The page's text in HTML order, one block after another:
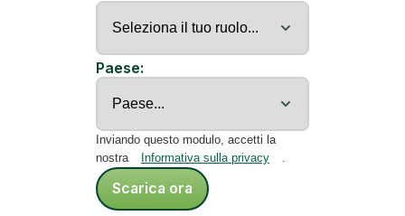
Paese:
Inviando questo modulo, accetti la
nostra
Informativa sulla privacy
Scarica ora